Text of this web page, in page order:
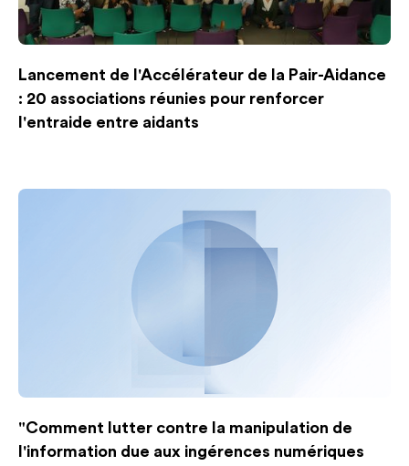
Lancement de l'Accélérateur de la Pair-Aidance
: 20 associations réunies pour renforcer
l'entraide entre aidants
"Comment lutter contre la manipulation de
l'information due aux ingérences numériques